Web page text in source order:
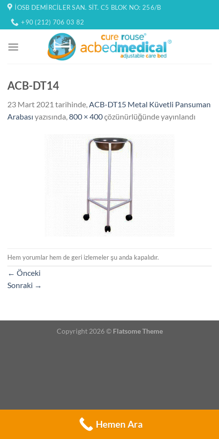
İçeriğe
atla
İOSB DEMIRCILER SAN. SIT. C5 BLOK NO: 256/B
+90 (212) 706 03 82
ACB-DT14
23 Mart 2021 tarihinde,ACB-DT15 Metal Küvetli Pansuman
Arabası yazısında,800 × 400çözünürlüğünde yayınlandı
Hem yorumlar hem de geri izlemeler şu anda kapalıdır.
← Önceki
Sonraki →
Copyright 2026 © Flatsome Theme
Hemen Ara